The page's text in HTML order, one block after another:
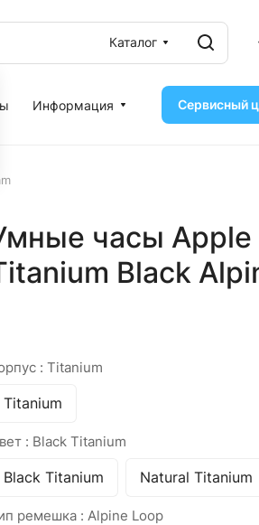
Каталог
Информация Сервисный
часы Apple
Black
: Titanium
Titanium
: Black Titanium
Black Titanium Natural Titanium
ремешка : Alpine Loop